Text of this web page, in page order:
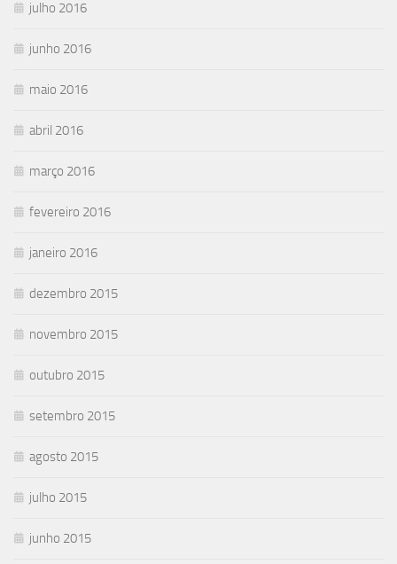
julho 2016
junho 2016
maio 2016
abril 2016
março 2016
fevereiro 2016
janeiro 2016
dezembro 2015
novembro 2015
outubro 2015
setembro 2015
agosto 2015
julho 2015
junho 2015